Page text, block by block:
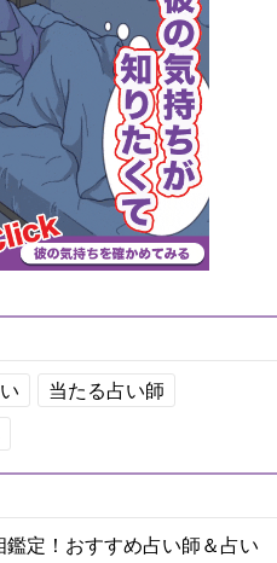
当たる占い師
定！おすすめ占い師＆占い